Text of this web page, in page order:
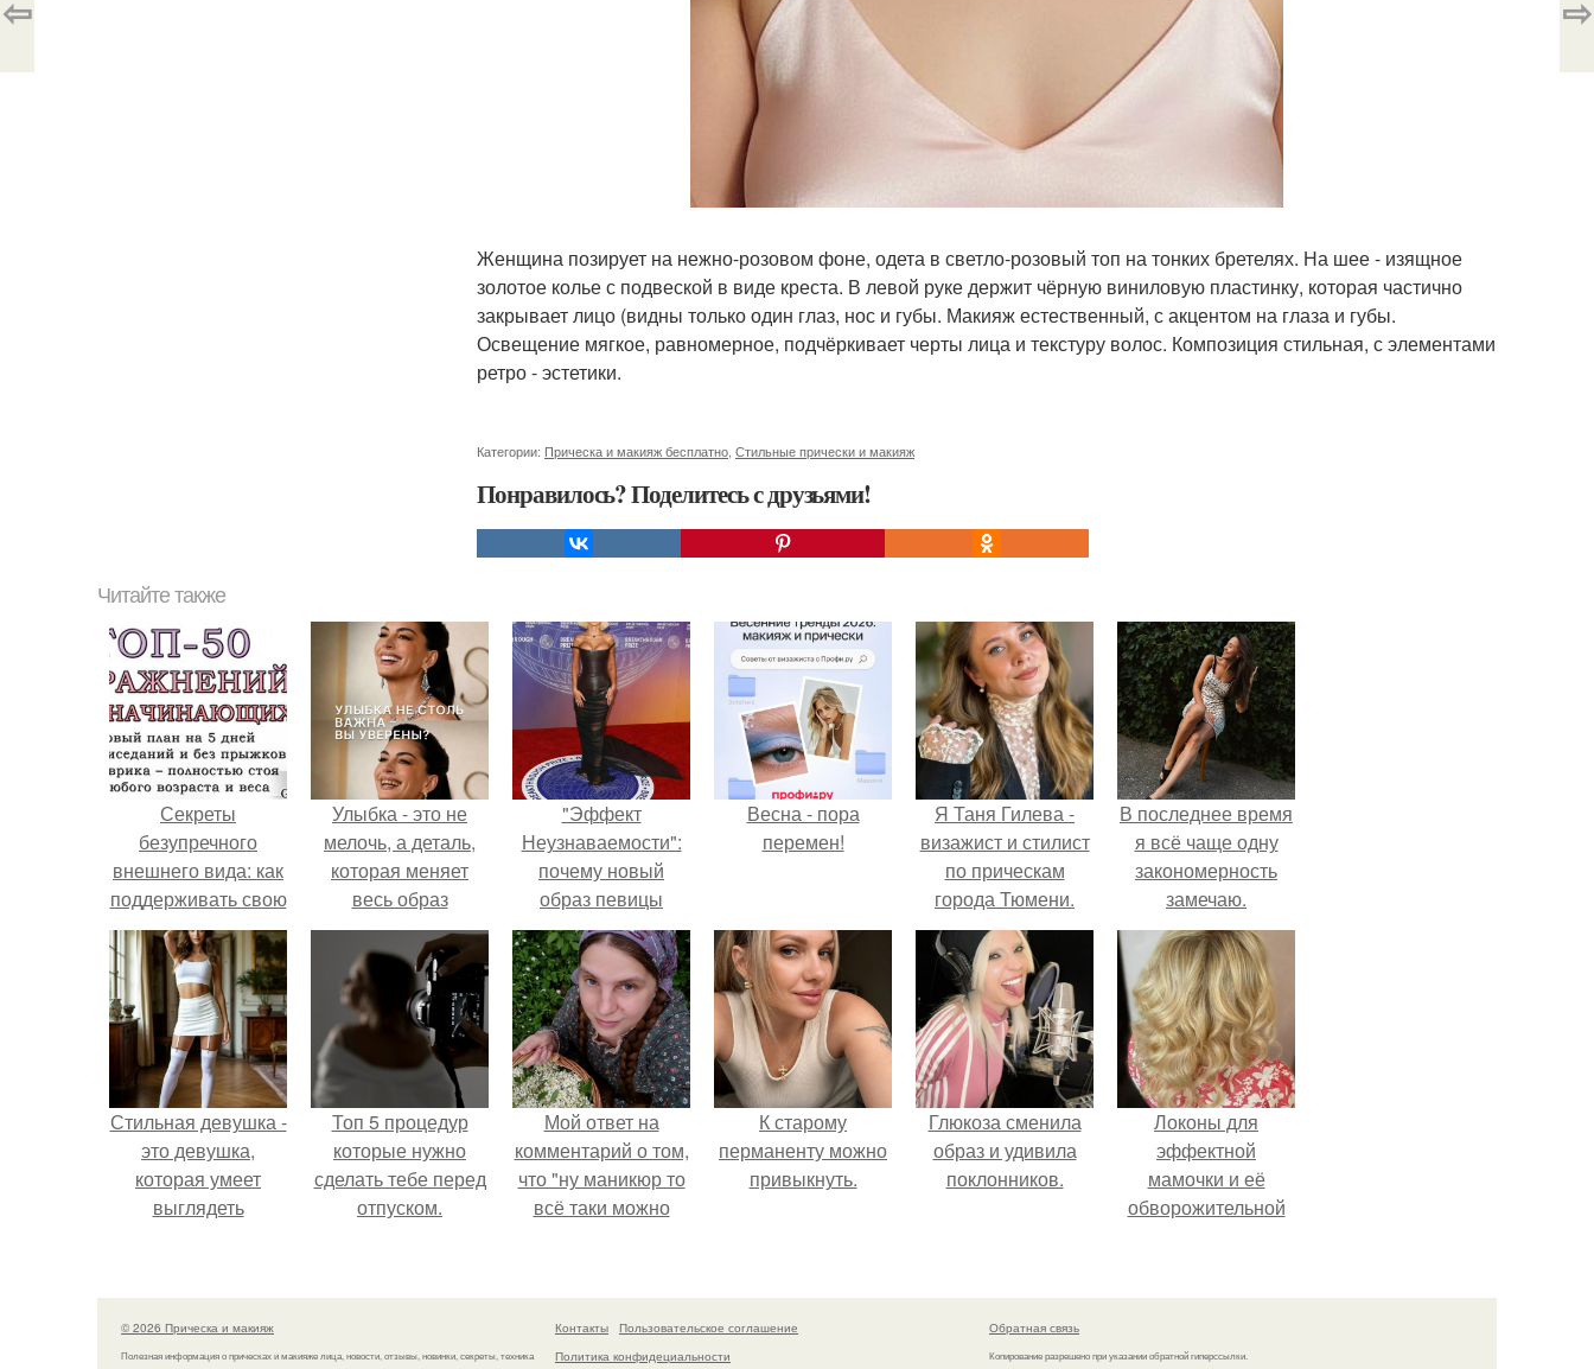
Женщина позирует на нежно-розовом фоне, одета в светло-розовый топ на тонких бретелях. На шее - изящное
золотое колье с подвеской в виде креста. В левой руке держит чёрную виниловую пластинку, которая частично
закрывает лицо (видны только один глаз, нос и губы. Макияж естественный, с акцентом на глаза и губы.
Освещение мягкое, равномерное, подчёркивает черты лица и текстуру волос. Композиция стильная, с элементами
ретро - эстетики.
Категории: Прическа и макияж бесплатно Стильные прически и макияж
Понравилось? Поделитесь с друзьями!
⇦ ⇨
Читайте также
Секреты
безупречного
внешнего вида: как
поддерживать свою
красоту
Улыбка - это не
мелочь, а деталь,
которая меняет
весь образ
человека.
"Эффект
Неузнаваемости":
почему новый
образ певицы
вызвал споры о
гранях
возможного?
Весна - пора
перемен!
Я Таня Гилева -
визажист и стилист
по прическам
города Тюмени.
В последнее время
я всё чаще одну
закономерность
замечаю.
Стильная девушка -
это девушка,
которая умеет
выглядеть
ситуации.
Топ 5 процедур
которые нужно
сделать тебе перед
отпуском.
Мой ответ на
комментарий о том,
что "ну маникюр то
всё таки можно
К старому
перманенту можно
привыкнуть.
Глюкоза сменила
образ и удивила
поклонников.
Локоны для
эффектной
мамочки и её
обворожительной
© 2026 Прическа и макияж
Полезная информация о прическах и макияже лица, новости, отзывы, новинки, секреты, техника
Контакты
Пользовательское соглашение
Политика конфидециальности
Обратная связь
Копирование разрешено при указании обратной гиперссылки.